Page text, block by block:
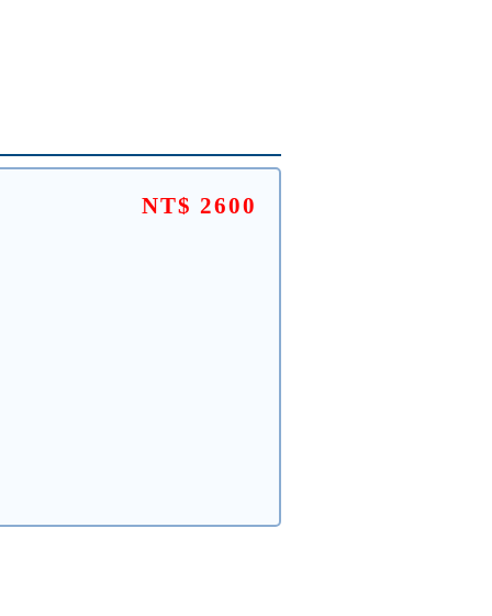
NT$ 2600